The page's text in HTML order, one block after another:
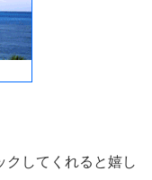
クしてくれると嬉し